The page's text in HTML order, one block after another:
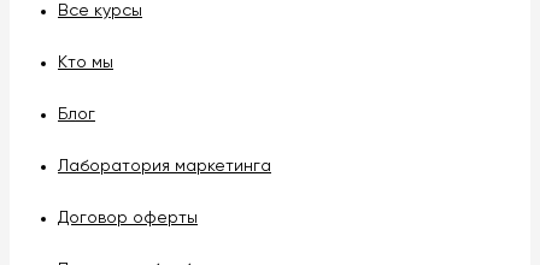
Все курсы
Кто мы
Блог
Лаборатория маркетинга
Договор оферты